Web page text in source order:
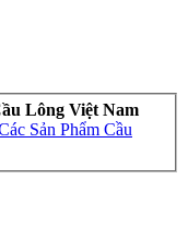
Lông Việt Nam
Sản Phẩm Cầu